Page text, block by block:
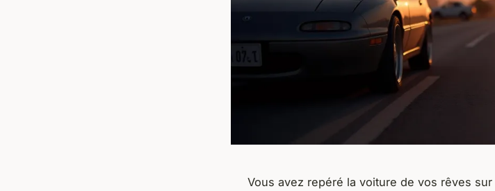
Vous avez repéré la voiture de vos rêves